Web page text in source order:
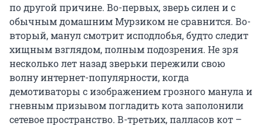
по другой причине. Во-первых, зверь силен и с
обычным домашним Мурзиком не сравнится. Во-
вторый, манул смотрит исподлобья, будто следит
хищным взглядом, полным подозрения. Не зря
несколько лет назад зверьки пережили свою
волну интернет-популярности, когда
демотиваторы с изображением грозного манула и
гневным призывом погладить кота заполонили
сетевое пространство. В-третьих, палласов кот –